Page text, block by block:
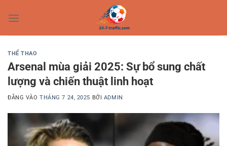
qua
THỂ THAO
Arsenal mùa giải 2025: Sự bổ sung chất
lượng và chiến thuật linh hoạt
ĐĂNG VÀOTHÁNG 7 24, 2025 BỞI ADMIN